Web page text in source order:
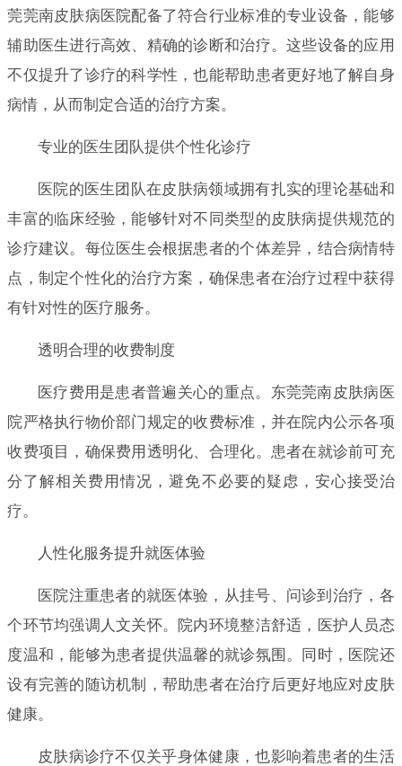
莞莞南皮肤病医院配备了符合行业标准的专业设备，能够
辅助医生进行高效、精确的诊断和治疗。这些设备的应用
不仅提升了诊疗的科学性，也能帮助患者更好地了解自身
病情，从而制定合适的治疗方案。
专业的医生团队提供个性化诊疗
医院的医生团队在皮肤病领域拥有扎实的理论基础和
丰富的临床经验，能够针对不同类型的皮肤病提供规范的
诊疗建议。每位医生会根据患者的个体差异，结合病情特
点，制定个性化的治疗方案，确保患者在治疗过程中获得
有针对性的医疗服务。
透明合理的收费制度
医疗费用是患者普遍关心的重点。东莞莞南皮肤病医
院严格执行物价部门规定的收费标准，并在院内公示各项
收费项目，确保费用透明化、合理化。患者在就诊前可充
分了解相关费用情况，避免不必要的疑虑，安心接受治
疗。
人性化服务提升就医体验
医院注重患者的就医体验，从挂号、问诊到治疗，各
个环节均强调人文关怀。院内环境整洁舒适，医护人员态
度温和，能够为患者提供温馨的就诊氛围。同时，医院还
设有完善的随访机制，帮助患者在治疗后更好地应对皮肤
健康。
皮肤病诊疗不仅关乎身体健康，也影响着患者的生活